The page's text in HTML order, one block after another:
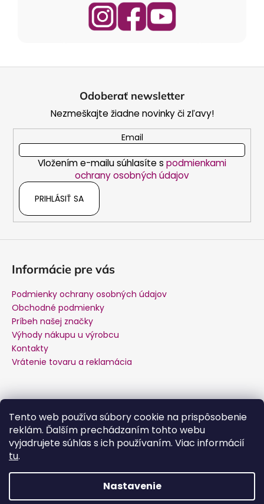
Tento web používa súbory cookie na prispôsobenie
reklám. Ďalším prechádzaním tohto webu
vyjadrujete súhlas s ich používaním. Viac informácií
tu.
Nastavenie
Odoberať newsletter
Nezmeškajte žiadne novinky či zľavy!
Email
Vložením e-mailu súhlasíte s podmienkami
ochrany osobných údajov
PRIHLÁSIŤ SA
Informácie pre vás
Podmienky ochrany osobných údajov
Obchodné podmienky
Príbeh našej značky
Výhody nákupu u výrobcu
Kontakty
Vrátenie tovaru a reklamácia
podpora@salente.sk
Facebook
YouTube